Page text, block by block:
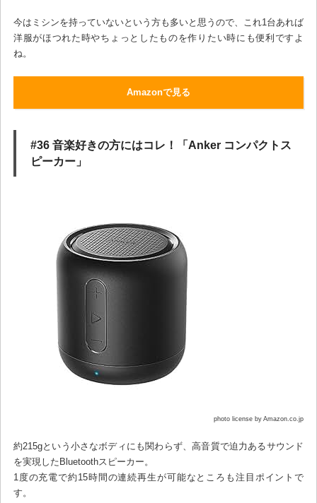
今はミシンを持っていないという方も多いと思うので、これ1台あれば
洋服がほつれた時やちょっとしたものを作りたい時にも便利ですよ
ね。
Amazonで見る
#36 音楽好きの方にはコレ！「Anker コンパクトス
ピーカー」
photo license by Amazon.co.jp
約215gという小さなボディにも関わらず、高音質で迫力あるサウンド
を実現したBluetoothスピーカー。
1度の充電で約15時間の連続再生が可能なところも注目ポイントで
す。